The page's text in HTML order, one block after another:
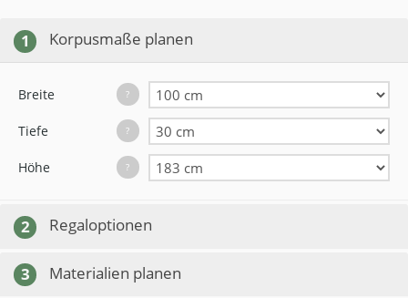
1 Korpusmaße planen
Breite ?
Tiefe ?
Höhe ?
2 Regaloptionen
3 Materialien planen